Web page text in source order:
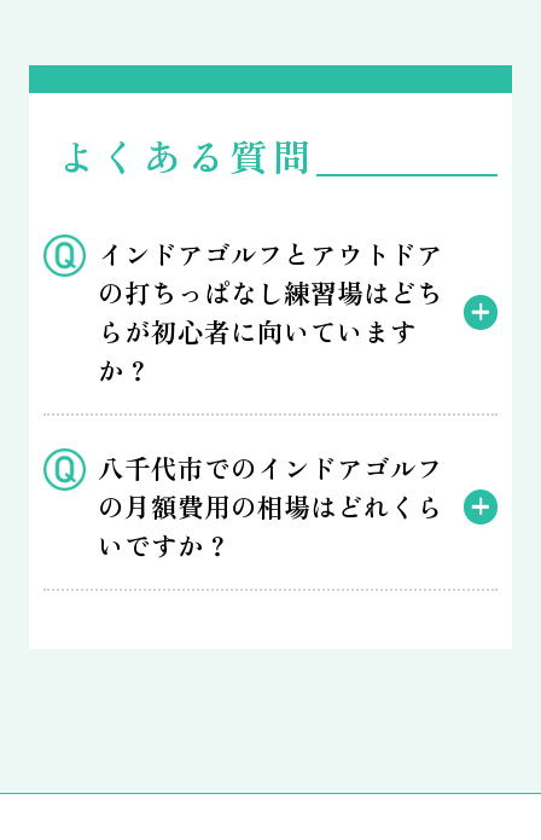
よくある質問
インドアゴルフとアウトドア
の打ちっぱなし練習場はどち
らが初心者に向いています
か？
八千代市でのインドアゴルフ
の月額費用の相場はどれくら
いですか？